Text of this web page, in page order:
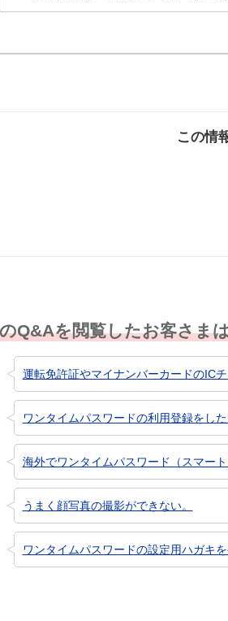
この情
Q&Aを閲覧したお客さま
運転免許証やマイナンバーカードのIC
ワンタイムパスワードの利用登録をした
海外でワンタイムパスワード（スマー
うまく顔写真の撮影ができない。
ワンタイムパスワードの設定用ハガキを